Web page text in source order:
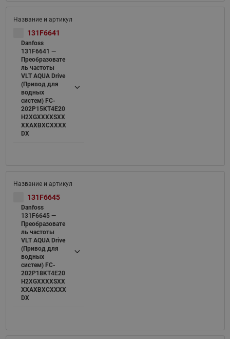
131F6641
Danfoss
131F6641 —
Преобразовате
ль частоты
VLT AQUA Drive
(Привод для
водных
систем) FC-
202P15KT4E20
H2XGXXXXSXX
XXAXBXCXXXX
DX
131F6645
Danfoss
131F6645 —
Преобразовате
ль частоты
VLT AQUA Drive
(Привод для
водных
систем) FC-
202P18KT4E20
H2XGXXXXSXX
XXAXBXCXXXX
DX